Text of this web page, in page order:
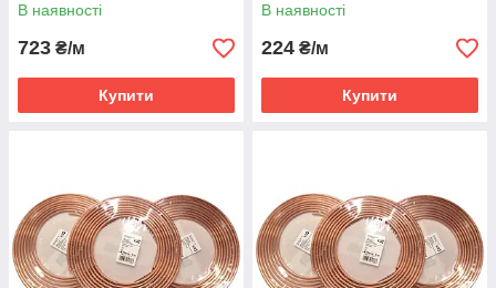
В наявності
723 ₴/м
Купити
В наявності
224 ₴/м
Купити